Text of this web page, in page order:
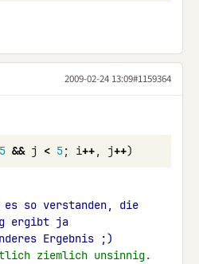
2009-02-24 13:09#1159364
5 && j < 5; i++, j++)
es so verstanden, die
ergibt ja
Ergebnis ;)
ziemlich unsinnig.